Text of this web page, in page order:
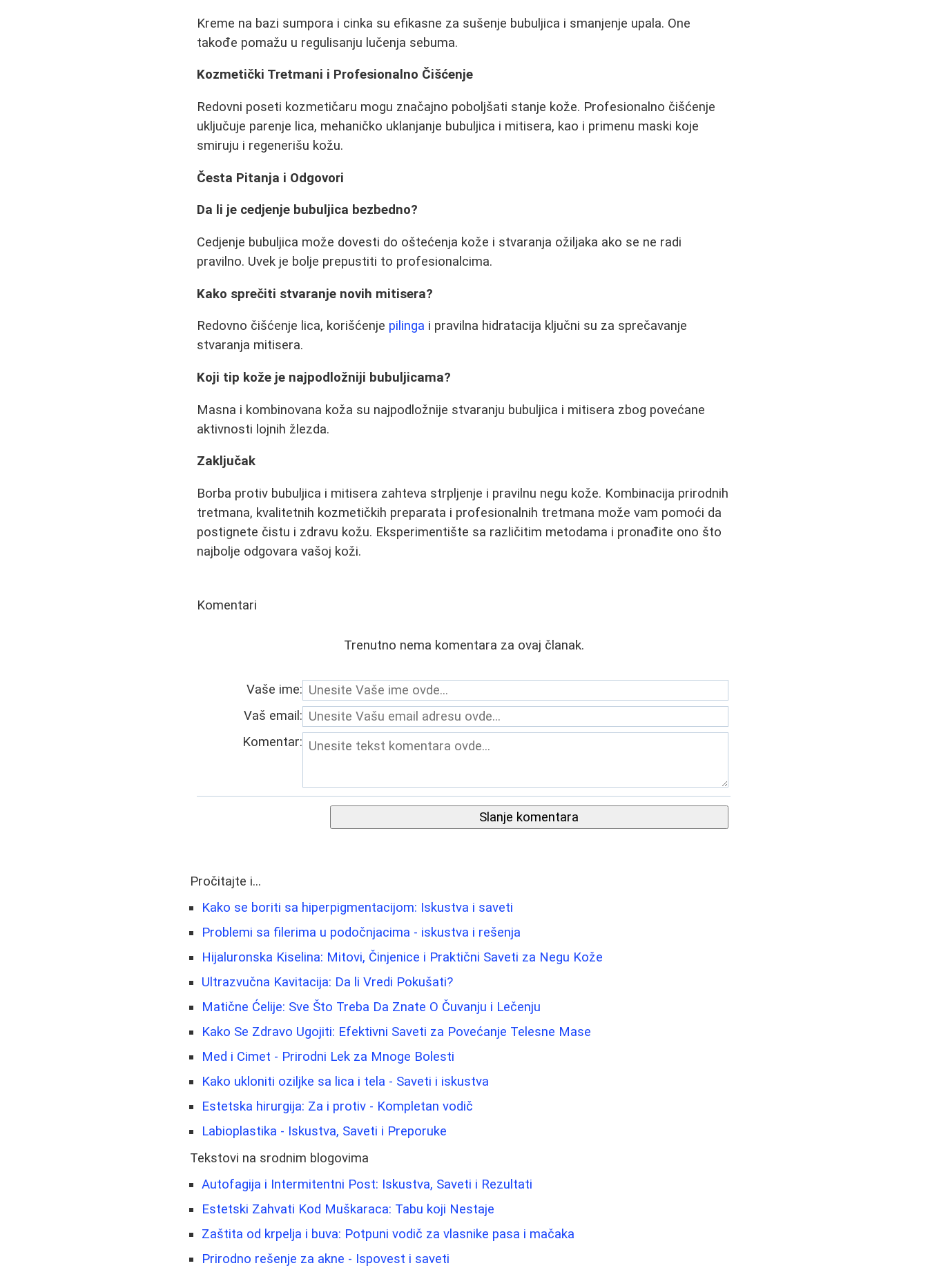
Kreme na bazi sumpora i cinka su efikasne za sušenje bubuljica i smanjenje upala. One
takođe pomažu u regulisanju lučenja sebuma.
Kozmetički Tretmani i Profesionalno Čišćenje
Redovni poseti kozmetičaru mogu značajno poboljšati stanje kože. Profesionalno čišćenje
uključuje parenje lica, mehaničko uklanjanje bubuljica i mitisera, kao i primenu maski koje
smiruju i regenerišu kožu.
Česta Pitanja i Odgovori
Da li je cedjenje bubuljica bezbedno?
Cedjenje bubuljica može dovesti do oštećenja kože i stvaranja ožiljaka ako se ne radi
pravilno. Uvek je bolje prepustiti to profesionalcima.
Kako sprečiti stvaranje novih mitisera?
Redovno čišćenje lica, korišćenje pilinga i pravilna hidratacija ključni su za sprečavanje
stvaranja mitisera.
Koji tip kože je najpodložniji bubuljicama?
Masna i kombinovana koža su najpodložnije stvaranju bubuljica i mitisera zbog povećane
aktivnosti lojnih žlezda.
Zaključak
Borba protiv bubuljica i mitisera zahteva strpljenje i pravilnu negu kože. Kombinacija prirodnih
tretmana, kvalitetnih kozmetičkih preparata i profesionalnih tretmana može vam pomoći da
postignete čistu i zdravu kožu. Eksperimentište sa različitim metodama i pronađite ono što
najbolje odgovara vašoj koži.
Komentari
Trenutno nema komentara za ovaj članak.
Vaše ime:
Vaš email:
Komentar:
Slanje komentara
Pročitajte i...
Kako se boriti sa hiperpigmentacijom: Iskustva i saveti
Problemi sa filerima u podočnjacima - iskustva i rešenja
Hijaluronska Kiselina: Mitovi, Činjenice i Praktični Saveti za Negu Kože
Ultrazvučna Kavitacija: Da li Vredi Pokušati?
Matične Ćelije: Sve Što Treba Da Znate O Čuvanju i Lečenju
Kako Se Zdravo Ugojiti: Efektivni Saveti za Povećanje Telesne Mase
Med i Cimet - Prirodni Lek za Mnoge Bolesti
Kako ukloniti oziljke sa lica i tela - Saveti i iskustva
Estetska hirurgija: Za i protiv - Kompletan vodič
Labioplastika - Iskustva, Saveti i Preporuke
Tekstovi na srodnim blogovima
Autofagija i Intermitentni Post: Iskustva, Saveti i Rezultati
Estetski Zahvati Kod Muškaraca: Tabu koji Nestaje
Zaštita od krpelja i buva: Potpuni vodič za vlasnike pasa i mačaka
Prirodno rešenje za akne - Ispovest i saveti